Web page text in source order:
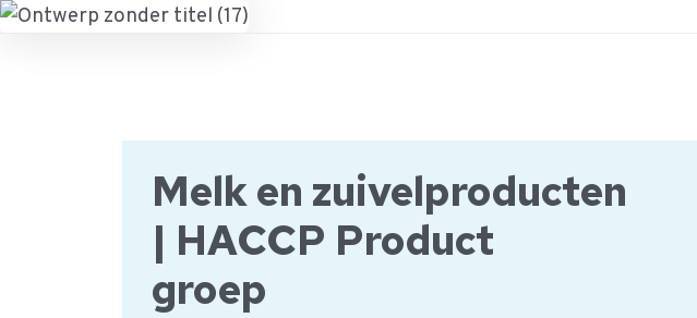
Melk en zuivelproducten
| HACCP Product
groep